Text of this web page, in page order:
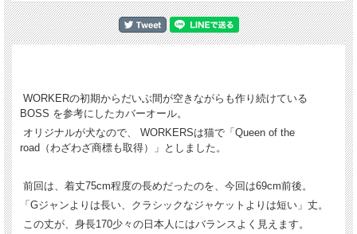
WORKERの初期からだいぶ間が空きながらも作り続けている
BOSS を参考にしたカバーオール。
オリジナルが犬なので、 WORKERSは猫で「Queen of the
road（わざわざ商標も取得）」としました。
前回は、着丈75cm程度の長めだったのを、今回は69cm前後。
「Gジャンよりは長い、クラシックなジャケットよりは短い」丈。
この丈が、身長170少々の日本人にはバランスよく見えます。